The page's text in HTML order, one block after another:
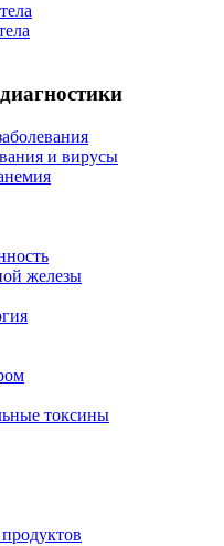
и вирусы
железы
токсины